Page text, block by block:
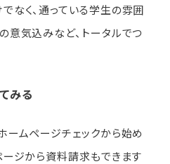
なく、通っている学生の雰囲
意気込みなど、トータルでつ
みる
ームページチェックから始め
ージから資料請求もできます